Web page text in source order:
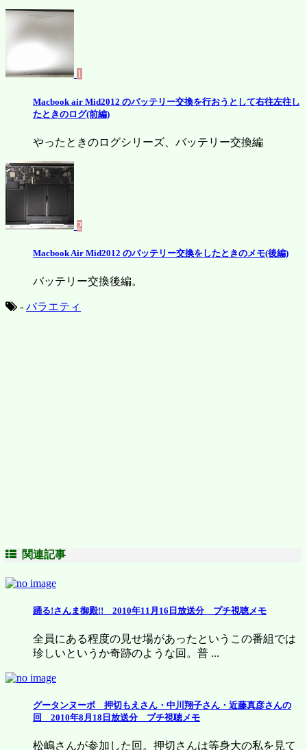
1
Macbook air Mid2012 のバッテリー交換を行おうとして右往左往し
たときのログ(前編)
やったときのログシリーズ、バッテリー交換編
2
Macbook Air Mid2012 のバッテリー交換をしたときのメモ(後編)
バッテリー交換後編。
- バラエティ
関連記事
踊る!さんま御殿!! 2010年11月16日放送分 プチ視聴メモ
全員にある程度の見せ場があったというこの番組では
珍しいというか奇跡のような回。普 ...
グータンヌーボ 押切もえさん・中川翔子さん・近藤真彦さんの
回 2010年8月18日放送分 プチ視聴メモ
松嶋さんが参加した回。押切さんは等身大の私を見て